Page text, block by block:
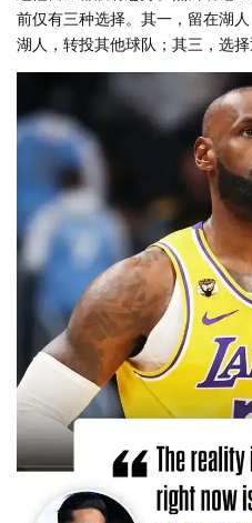
前仅有三种选择。其一，留在湖
湖人，转投其他球队；其三，选择